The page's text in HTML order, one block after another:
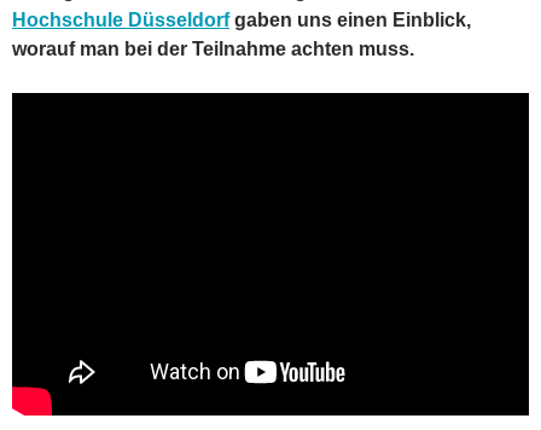
Hochschule Düsseldorfgaben uns einen Einblick,
worauf man bei der Teilnahme achten muss.